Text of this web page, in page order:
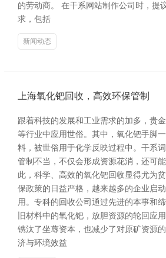
的劳动商。 在干系网站制作公司时，提
求，包括
新闻动态
上海氧化钯回收，高效环保管制
跟着科技的发展和工业需求的加多，贵
等行业中应用世俗。其中，氧化钯手脚
料，被世俗用于化学反映过程中。干系
管制不当，不仅会形成资源花消，还可
此，科学、高效的氧化钯回收显得尤为
保政策的日益严格，越来越多的企业启
用。专科的回收公司通过先进的本事和
旧材料中的氧化钯，放胆资源的轮回应
镌汰了坐蓐资本，也减少了对原矿资源
济与环境效益